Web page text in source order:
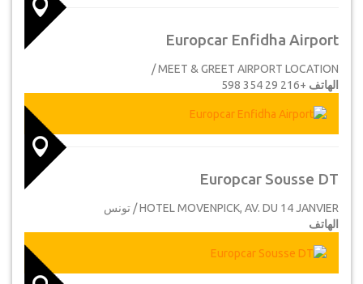
Europcar Enfidha Airport
MEET & GREET AIRPORT LOCATION /
الهاتف +216 29 354 598
Europcar Sousse DT
HOTEL MOVENPICK, AV. DU 14 JANVIER / تونس
الهاتف